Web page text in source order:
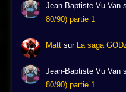
Jean-Baptiste Vu Van
80/90) partie 1
Matt sur La saga
Jean-Baptiste Vu Van
80/90) partie 1